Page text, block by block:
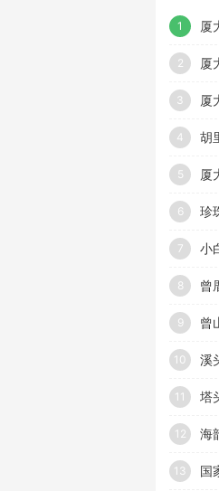
1 厦
2 厦
3 厦
4 胡
5 厦
6 珍
7 小
8 曾
9 曾
10 溪
11 塔
12 海
13 国